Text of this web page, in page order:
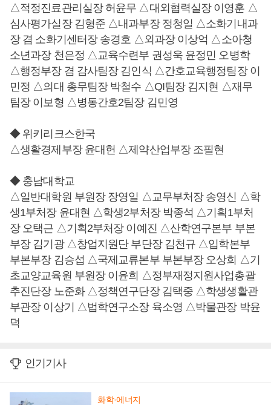
△적정진료관리실장 허윤무 △대외협력실장 이영훈 △
심사평가실장 김형준 △내과부장 정청일 △소화기내과
장 겸 소화기센터장 송경호 △외과장 이상억 △소아청
소년과장 천은정 △교육수련부 권성욱 윤정민 오병학
△행정부장 겸 감사팀장 김인식 △간호교육행정팀장 이
민정 △의대 총무팀장 박철수 △QI팀장 김지현 △재무
팀장 이보형 △병동간호2팀장 김민영
◆ 위키리크스한국
△생활경제부장 윤대헌 △제약산업부장 조필현
◆ 충남대학교
△일반대학원 부원장 장영일 △교무부처장 송영신 △학
생1부처장 윤대현 △학생2부처장 박종석 △기획1부처
장 오택근 △기획2부처장 이예진 △산학연구본부 부본
부장 김기광 △창업지원단 부단장 김천규 △입학본부
부본부장 김승섭 △국제교류본부 부본부장 오상희 △기
초교양교육원 부원장 이윤희 △정부재정지원사업총괄
추진단장 노준화 △정책연구단장 김택중 △학생생활관
부관장 이상기 △법학연구소장 육소영 △박물관장 박윤
덕
인기기사
화학·에너지